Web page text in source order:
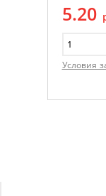
5.20
Условия